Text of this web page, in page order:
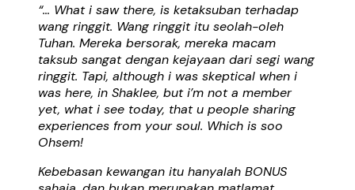
“… What i saw there, is ketaksuban terhadap
wang ringgit. Wang ringgit itu seolah-oleh
Tuhan. Mereka bersorak, mereka macam
taksub sangat dengan kejayaan dari segi wang
ringgit. Tapi, although i was skeptical when i
was here, in Shaklee, but i’m not a member
yet, what i see today, that u people sharing
experiences from your soul. Which is soo
Ohsem!
Kebebasan kewangan itu hanyalah BONUS